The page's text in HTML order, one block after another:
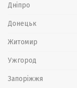
Дніпро
Донецьк
Житомир
Ужгород
Запоріжжя